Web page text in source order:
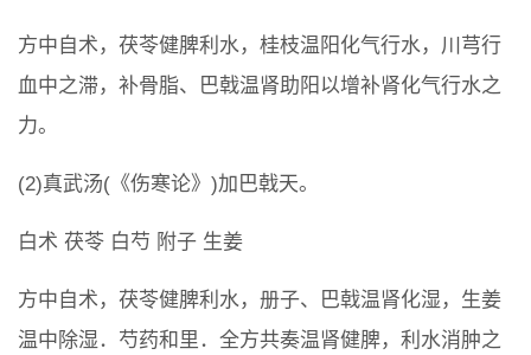
方中自术，茯苓健脾利水，桂枝温阳化气行水，川芎行
血中之滞，补骨脂、巴戟温肾助阳以增补肾化气行水之
力。
(2)真武汤(《伤寒论》)加巴戟天。
白术 茯苓 白芍 附子 生姜
方中自术，茯苓健脾利水，册子、巴戟温肾化湿，生姜
温中除湿．芍药和里．全方共奏温肾健脾，利水消肿之